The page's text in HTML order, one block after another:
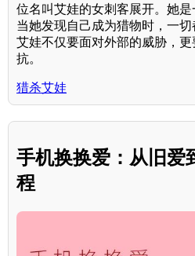
位名叫艾娃的女刺客展开。她
当她发现自己成为猎物时，一切
艾娃不仅要面对外部的威胁，
抗。
猎杀艾娃
手机换换爱：从旧爱
程